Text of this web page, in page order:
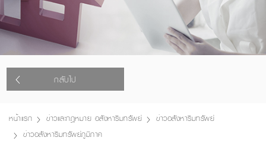
กลับไป
หน้าแรก ข่าวและกฎหมาย อสังหาริมทรัพย์
ข่าวอสังหาริมทรัพย์
ข่าวอสังหาริมทรัพย์ภูมิภาค